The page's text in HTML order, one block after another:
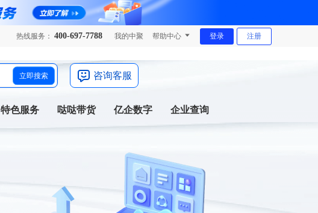
热线服务： 400-697-7788 我的中聚 帮助中心 登录 注册
立即搜索 咨询客服
特色服务 哒哒带货 亿企数字 企业查询